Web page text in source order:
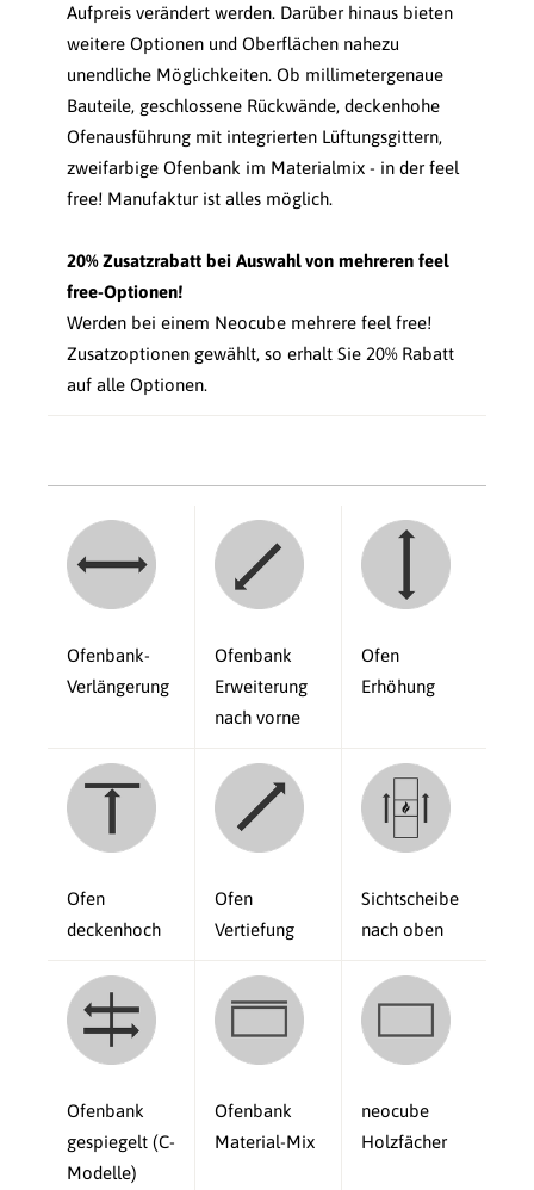
Aufpreis verändert werden. Darüber hinaus bieten
weitere Optionen und Oberflächen nahezu
unendliche Möglichkeiten. Ob millimetergenaue
Bauteile, geschlossene Rückwände, deckenhohe
Ofenausführung mit integrierten Lüftungsgittern,
zweifarbige Ofenbank im Materialmix - in der feel
free! Manufaktur ist alles möglich.
20% Zusatzrabatt bei Auswahl von mehreren feel
free-Optionen!
Werden bei einem Neocube mehrere feel free!
Zusatzoptionen gewählt, so erhalt Sie 20% Rabatt
auf alle Optionen.
Ofenbank-
Verlängerung
Ofenbank
Erweiterung
nach vorne
Ofen
Erhöhung
Ofen
deckenhoch
Ofen
Vertiefung
Sichtscheibe
nach oben
Ofenbank
gespiegelt (C-
Modelle)
Ofenbank
Material-Mix
neocube
Holzfächer